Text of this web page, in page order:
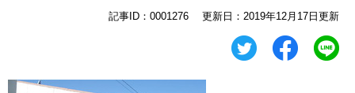
記事ID：0001276 更新日：2019年12月17日更新